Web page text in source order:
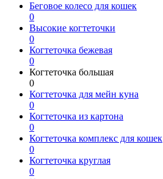
Беговое колесо для кошек
0
Высокие когтеточки
0
Когтеточка бежевая
0
Когтеточка большая
0
Когтеточка для мейн куна
0
Когтеточка из картона
0
Когтеточка комплекс для кошек
0
Когтеточка круглая
0